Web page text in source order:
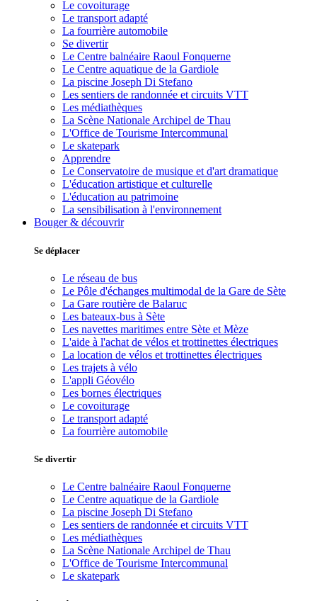
Le covoiturage
Le transport adapté
La fourrière automobile
Se divertir
Le Centre balnéaire Raoul Fonquerne
Le Centre aquatique de la Gardiole
La piscine Joseph Di Stefano
Les sentiers de randonnée et circuits VTT
Les médiathèques
La Scène Nationale Archipel de Thau
L'Office de Tourisme Intercommunal
Le skatepark
Apprendre
Le Conservatoire de musique et d'art dramatique
L'éducation artistique et culturelle
L'éducation au patrimoine
La sensibilisation à l'environnement
Bouger & découvrir
Se déplacer
Le réseau de bus
Le Pôle d'échanges multimodal de la Gare de Sète
La Gare routière de Balaruc
Les bateaux-bus à Sète
Les navettes maritimes entre Sète et Mèze
L'aide à l'achat de vélos et trottinettes électriques
La location de vélos et trottinettes électriques
Les trajets à vélo
L'appli Géovélo
Les bornes électriques
Le covoiturage
Le transport adapté
La fourrière automobile
Se divertir
Le Centre balnéaire Raoul Fonquerne
Le Centre aquatique de la Gardiole
La piscine Joseph Di Stefano
Les sentiers de randonnée et circuits VTT
Les médiathèques
La Scène Nationale Archipel de Thau
L'Office de Tourisme Intercommunal
Le skatepark